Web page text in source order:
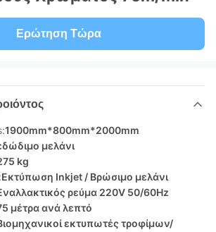
Ερώτηση Τώρα
1900mm*800mm*2000mm
μελάνι
kg
Εκτύπωση Inkjet / Βρώσιμο μελάνι
ρεύμα 220V 50/60Hz
μέτρα ανά λεπτό
εκτυπωτές τροφίμων/